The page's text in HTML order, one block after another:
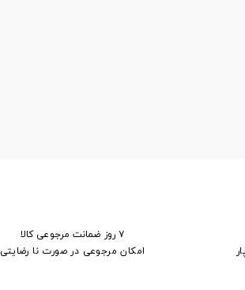
۷ روز ضمانت مرجوعی کالا
امکان مرجوعی در صورت نا رضایتی